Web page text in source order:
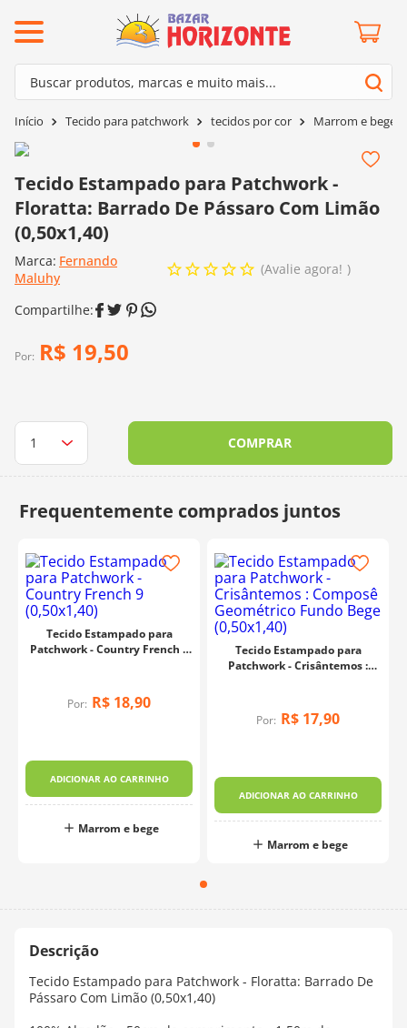
Buscar produtos, marcas e muito mais...
Tecido para patchwork tecidos por cor Marrom e bege
Tecido Estampado para Patchwork -
Floratta: Barrado De Pássaro Com Limão
(0,50x1,40)
Marca: Fernando
Maluhy
Avalie agora!
Por: R$ 19,50
COMPRAR
Tecido Estampado para
Patchwork - Country French 9
Por: R$ 18,90
ADICIONAR AO CARRINHO
Marrom e bege
Tecido Estampado para
Patchwork - Crisântemos :
Por: R$ 17,90
ADICIONAR AO CARRINHO
Marrom e bege
Tecido Estampado para Patchwork - Floratta: Barrado De
Pássaro Com Limão (0,50x1,40)
Termos mais buscados
3º kit amigurumi
4º agulha crochê
5º batik
fio amigurumi
º lã cisne
10º dmc
mais buscados
barroco
mollet
kit amigurumi
agulha crochê
batik
euroroma
lã cisne
charme